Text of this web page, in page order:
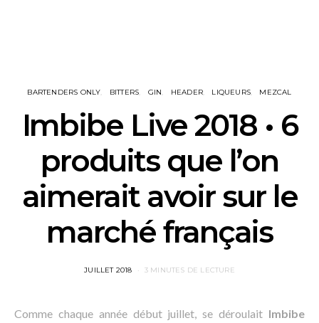
BARTENDERS ONLY BITTERS GIN HEADER LIQUEURS MEZCAL
Imbibe Live 2018 • 6
produits que l’on
aimerait avoir sur le
marché français
POSTED
JUILLET 2018 3 MINUTES DE LECTURE
Comme chaque année début juillet, se déroulait Imbibe